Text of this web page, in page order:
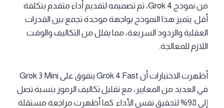
من نموذج Grok 4، تم تصميمه لتقديم أداء متقدم بتكلفة
أقل. يتميز هذا النموذج بواجهة موحدة تجمع بين القدرات
العقلية والردود السريعة، مما يقلل من التكاليف والوقت
اللازم للمعالجة.
أظهرت الاختبارات أن Grok 4 Fast يتفوق على Grok 3 Mini
في العديد من المعايير، مع تقليل تكاليف الرموز بنسبة تصل
إلى 98% لتحقيق نفس الأداء. كما أظهرت مراجعة مستقلة